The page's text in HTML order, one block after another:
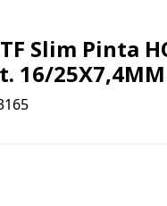
Slim Pinta